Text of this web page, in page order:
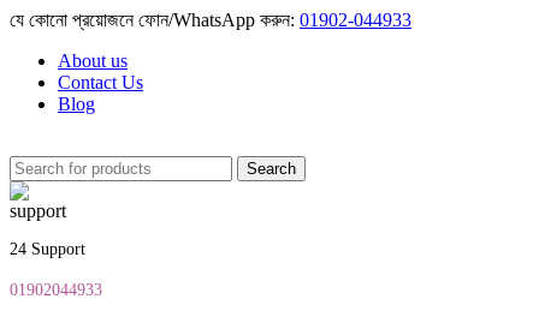
যে কোনো প্রয়োজনে ফোন/WhatsApp করুন: 01902-044933
About us
Contact Us
Blog
Search
24 Support
01902044933